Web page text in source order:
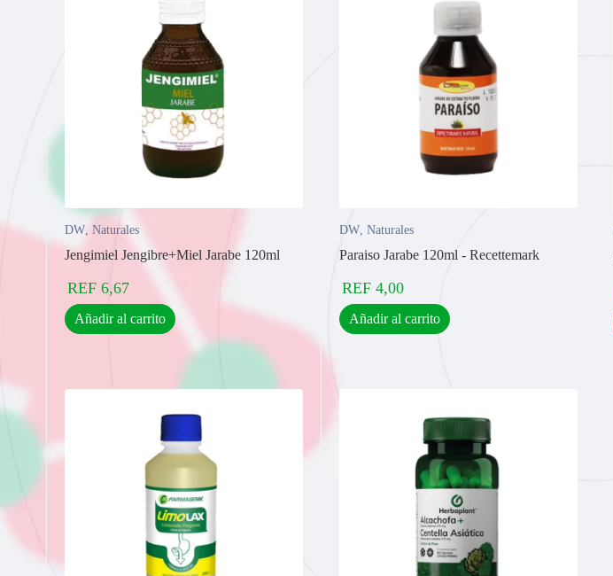
DW, Naturales
Jengimiel Jengibre+Miel Jarabe 120ml
REF 6,67
Añadir al carrito
DW, Naturales
Paraiso Jarabe 120ml - Recettemark
REF 4,00
Añadir al carrito